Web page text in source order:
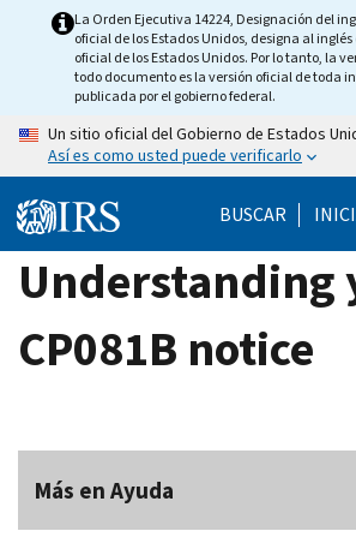
La Orden Ejecutiva 14224, Designación del
oficial de los Estados Unidos, designa al
oficial de los Estados Unidos. Por lo tanto, la
todo documento es la versión oficial de toda
publicada por el gobierno federal.
Un sitio oficial del Gobierno de Estados
Así es como usted puede verificarlo
BUSCAR
Understanding
CP081B notice
Más en Ayuda